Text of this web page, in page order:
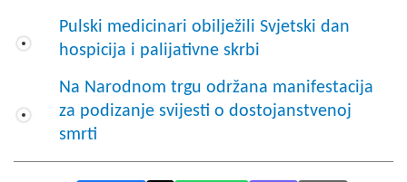
Pulski medicinari obilježili Svjetski dan
hospicija i palijativne skrbi
Na Narodnom trgu održana manifestacija
za podizanje svijesti o dostojanstvenoj
smrti